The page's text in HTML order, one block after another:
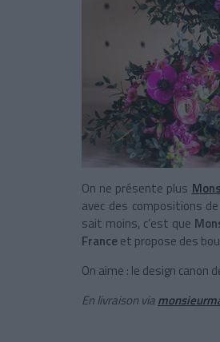
On ne présente plus
avec des compositions
sait moins, c’est que
Franceet propose des
On aime : le design canon
En livraison via